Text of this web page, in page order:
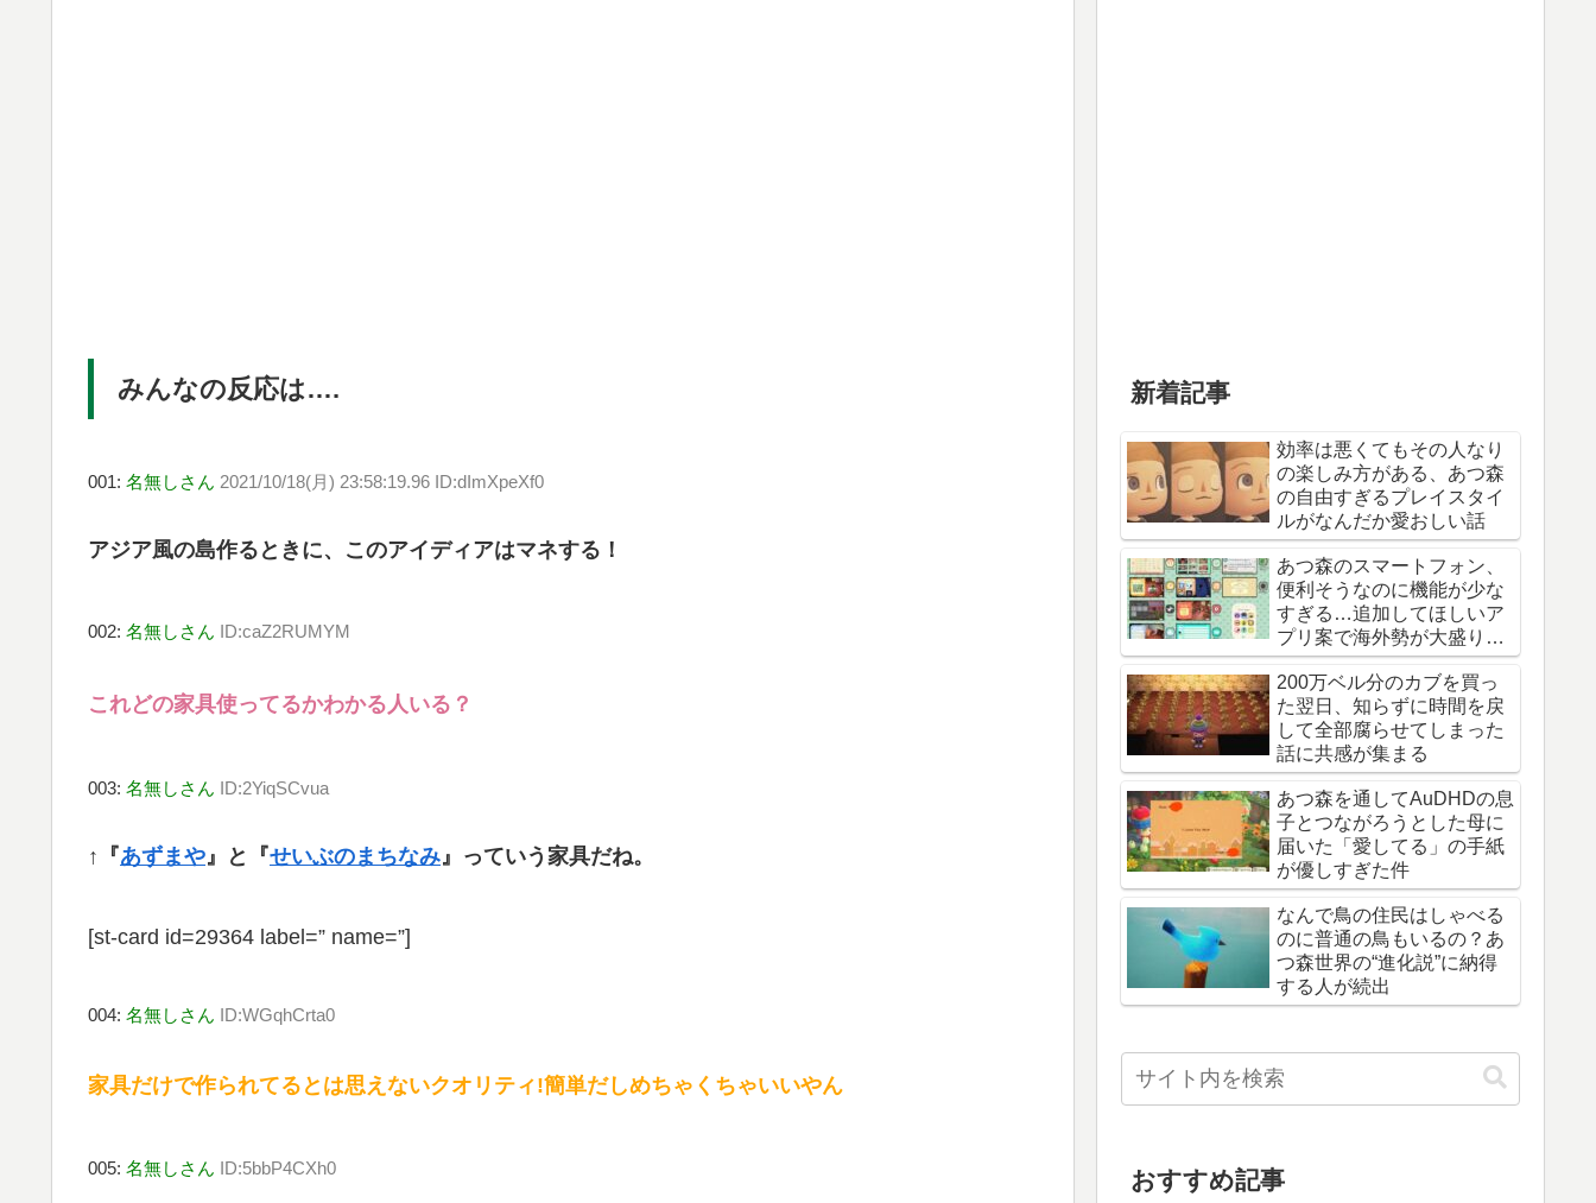
みんなの反応は….
001: 名無しさん 2021/10/18(月) 23:58:19.96 ID:dImXpeXf0
アジア風の島作るときに、このアイディアはマネする！
002: 名無しさん ID:caZ2RUMYM
これどの家具使ってるかわかる人いる？
003: 名無しさん ID:2YiqSCvua
↑『あずまや』と『せいぶのまちなみ』っていう家具だね。
[st-card id=29364 label=” name=”]
004: 名無しさん ID:WGqhCrta0
家具だけで作られてるとは思えないクオリティ!簡単だしめちゃくちゃいいやん
005: 名無しさん ID:5bbP4CXh0
新着記事
効率は悪くてもその人なり
の楽しみ方がある、あつ森
の自由すぎるプレイスタイ
ルがなんだか愛おしい話
あつ森のスマートフォン、
便利そうなのに機能が少な
すぎる…追加してほしいア
プリ案で海外勢が大盛り上
がり
200万ベル分のカブを買っ
た翌日、知らずに時間を戻
して全部腐らせてしまった
話に共感が集まる
あつ森を通してAuDHDの息
子とつながろうとした母に
届いた「愛してる」の手紙
が優しすぎた件
なんで鳥の住民はしゃべる
のに普通の鳥もいるの？あ
つ森世界の“進化説”に納得
する人が続出
おすすめ記事